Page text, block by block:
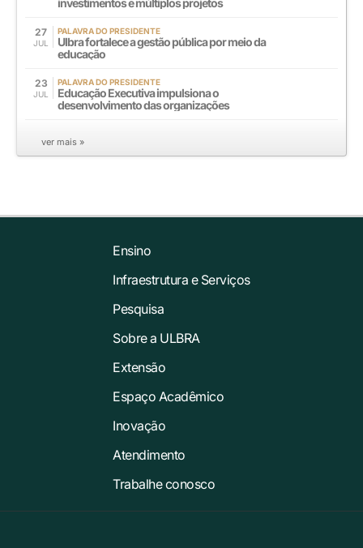
27
JUL
PALAVRA DO PRESIDENTE
Ulbra fortalece a gestão pública por meio da
educação
23
JUL
PALAVRA DO PRESIDENTE
Educação Executiva impulsiona o
desenvolvimento das organizações
ver mais »
Ensino
Infraestrutura e Serviços
Pesquisa
Sobre a ULBRA
Extensão
Espaço Acadêmico
Inovação
Atendimento
Trabalhe conosco